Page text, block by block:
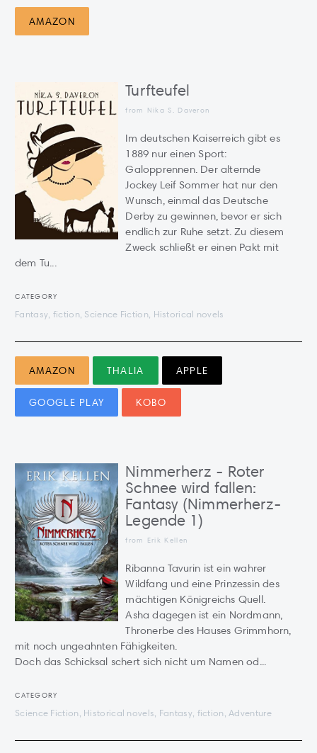
AMAZON
Turfteufel
from Nika S. Daveron
Im deutschen Kaiserreich gibt es
1889 nur einen Sport:
Galopprennen. Der alternde
Jockey Leif Sommer hat nur den
Wunsch, einmal das Deutsche
Derby zu gewinnen, bevor er sich
endlich zur Ruhe setzt. Zu diesem
Zweck schließt er einen Pakt mit
dem Tu...
CATEGORY
Fantasy, fiction, Science Fiction, Historical novels
AMAZON THALIA APPLE
GOOGLE PLAY KOBO
Nimmerherz - Roter
Schnee wird fallen:
Fantasy (Nimmerherz-
Legende 1)
from Erik Kellen
Ribanna Tavurin ist ein wahrer
Wildfang und eine Prinzessin des
mächtigen Königreichs Quell.
Asha dagegen ist ein Nordmann,
Thronerbe des Hauses Grimmhorn,
mit noch ungeahnten Fähigkeiten.
Doch das Schicksal schert sich nicht um Namen od...
CATEGORY
Science Fiction, Historical novels, Fantasy, fiction, Adventure